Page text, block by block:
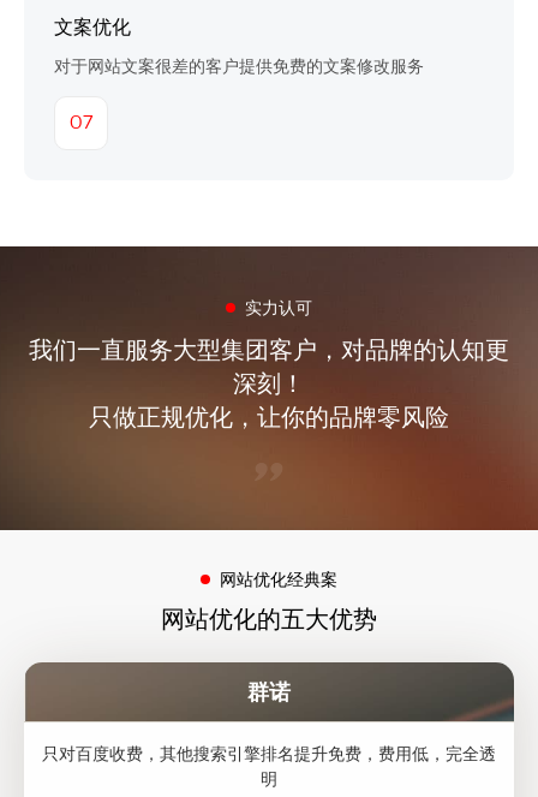
文案优化
对于网站文案很差的客户提供免费的文案修改服务
07
实力认可
我们一直服务大型集团客户，对品牌的认知更
深刻！
只做正规优化，让你的品牌零风险
网站优化经典案
网站优化的五大优势
群诺
只对百度收费，其他搜索引擎排名提升免费，费用低，完全透
明